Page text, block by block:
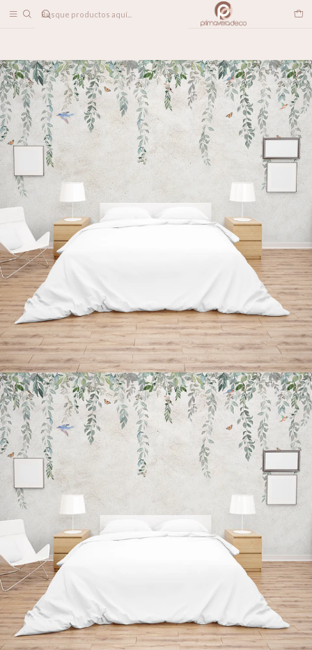
PAPELES MURALES INFANTIL